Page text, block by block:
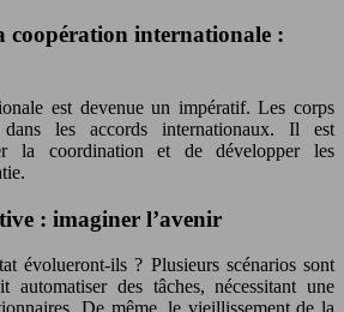
coopération internationale :
est devenue un impératif. Les corps
les accords internationaux. Il est
la coordination et de développer les
: imaginer l’avenir
évolueront-ils ? Plusieurs scénarios sont
automatiser des tâches, nécessitant une